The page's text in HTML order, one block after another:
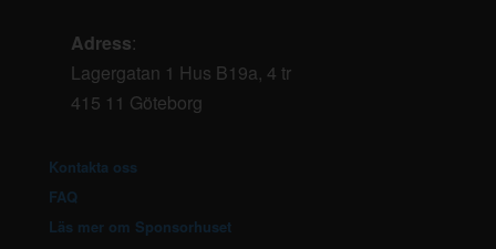
Adress:
Lagergatan 1 Hus B19a, 4 tr
415 11 Göteborg
Kontakta oss
FAQ
Läs mer om Sponsorhuset